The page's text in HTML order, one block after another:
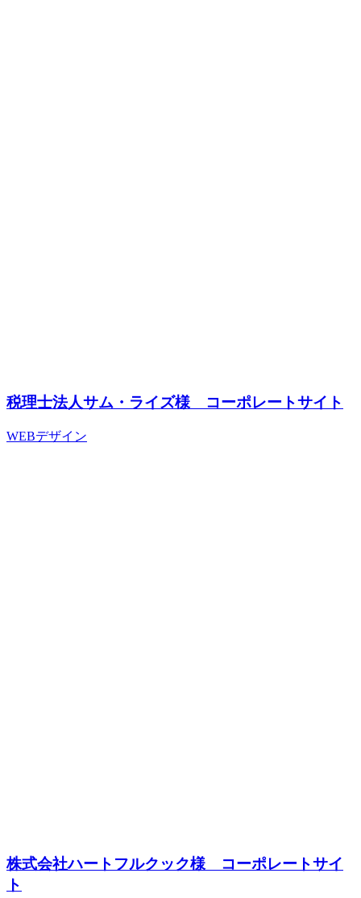
税理士法人サム・ライズ様 コーポレートサイト
WEBデザイン
株式会社ハートフルクック様 コーポレートサイ
ト